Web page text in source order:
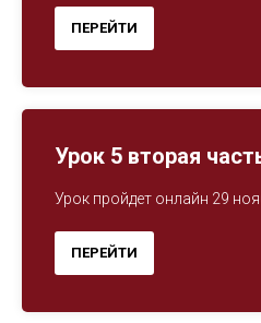
ПЕРЕЙТИ
Урок 5 вторая
Урок пройдет онлайн 29
ПЕРЕЙТИ